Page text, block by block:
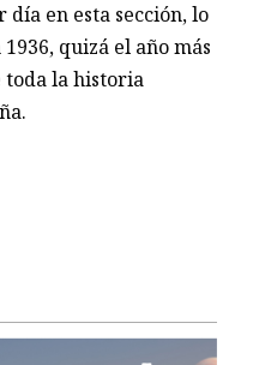
día en esta sección, lo
quizá el año más
la historia